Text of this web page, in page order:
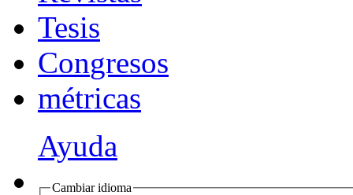
Tesis
Congresos
métricas
Ayuda
Cambiar idioma